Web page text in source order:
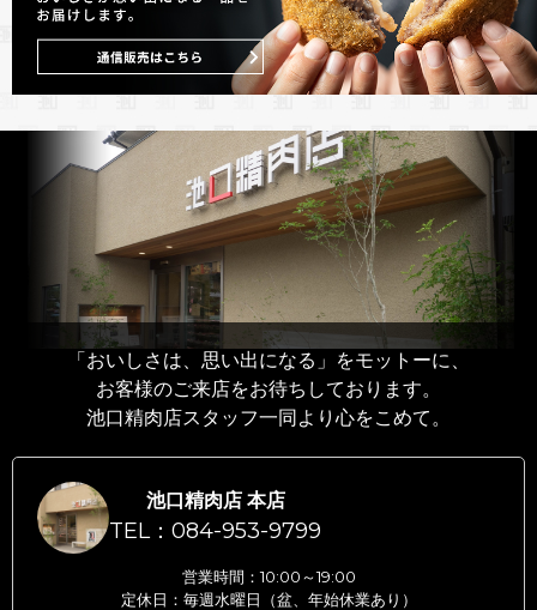
「おいしさは、思い出になる」をモットーに、
お客様のご来店をお待ちしております。
池口精肉店スタッフ一同より心をこめて。
池口精肉店 本店
TEL：084-953-9799
営業時間：10:00～19:00
定休日：毎週水曜日（盆、年始休業あり）